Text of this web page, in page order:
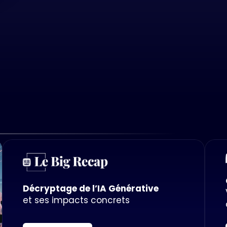
Décryptage de l’IA Générative
et ses impacts concrets